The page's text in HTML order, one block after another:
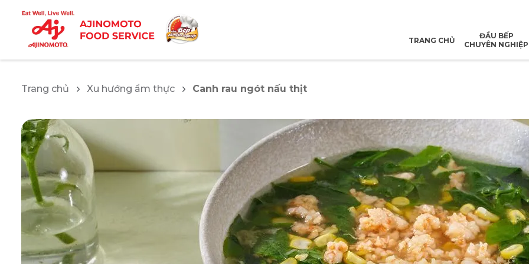
TRANG CHỦ
ĐẦU BẾP
CHUYÊN NGHIỆP
Trang chủ Xu hướng ẩm thực Canh rau ngót nấu thịt